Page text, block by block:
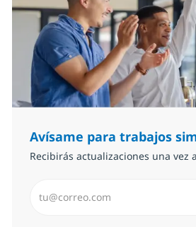
Avísame para trabajos
Recibirás actualizaciones una vez